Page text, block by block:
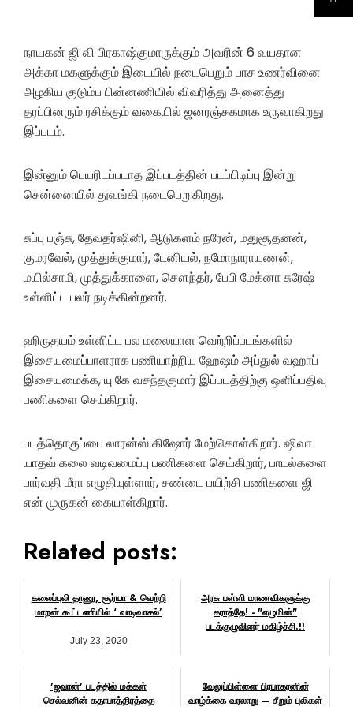
நாயகன் ஜி வி பிரகாஷ்குமாருக்கும் அவரின் 6 வயதான
அக்கா மகளுக்கும் இடையில் நடைபெறும் பாச உணர்வினை
அழகிய குடும்ப பின்னணியில் விவரித்து அனைத்து
தரப்பினரும் ரசிக்கும் வகையில் ஜனரஞ்சகமாக உருவாகிறது
இப்படம்.
இன்னும் பெயரிடப்படாத இப்படத்தின் படப்பிடிப்பு இன்று
சென்னையில் துவங்கி நடைபெறுகிறது.
சுப்பு பஞ்சு, தேவதர்ஷினி, ஆடுகளம் நரேன், மதுசூதனன்,
குமரவேல், முத்துக்குமார், டேனியல், நமோநாராயணன்,
மயில்சாமி, முத்துக்காளை, சௌந்தர், பேபி மேக்னா சுரேஷ்
உள்ளிட்ட பலர் நடிக்கின்றனர்.
ஹிருதயம் உள்ளிட்ட பல மலையாள வெற்றிப்படங்களில்
இசையமைப்பாளராக பணியாற்றிய ஹேஷம் அப்துல் வஹாப்
இசையமைக்க, யு கே வசந்தகுமார் இப்படத்திற்கு ஒளிப்பதிவு
பணிகளை செய்கிறார்.
படத்தொகுப்பை லாரன்ஸ் கிஷோர் மேற்கொள்கிறார். ஷிவா
யாதவ் கலை வடிவமைப்பு பணிகளை செய்கிறார், பாடல்களை
பார்வதி மீரா எழுதியுள்ளார், சண்டை பயிற்சி பணிகளை ஜி
என் முருகன் கையாள்கிறார்.
Related posts:
கலைப்புலி தாணு, சூர்யா & வெற்றி
மாறன் கூட்டணியில் ‘ வாடிவாசல்’
July 23, 2020
அரசு பள்ளி மாணவிகளுக்கு
கராத்தே! - "எழுமின்"
படக்குழுவினர் மகிழ்ச்சி.!!
'ஜவான்' படத்தில் மக்கள்
செல்வனின் கதாபாத்திரத்தை
வேலுப்பிள்ளை பிரபாகரனின்
வாழ்க்கை வரலாறு – சீறும் புலிகள்